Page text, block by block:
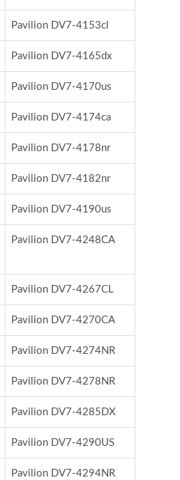
Pavilion DV7-4153cl
Pavilion DV7-4165dx
Pavilion DV7-4170us
Pavilion DV7-4174ca
Pavilion DV7-4178nr
Pavilion DV7-4182nr
Pavilion DV7-4190us
Pavilion DV7-4248CA
Pavilion DV7-4267CL
Pavilion DV7-4270CA
Pavilion DV7-4274NR
Pavilion DV7-4278NR
Pavilion DV7-4285DX
Pavilion DV7-4290US
Pavilion DV7-4294NR